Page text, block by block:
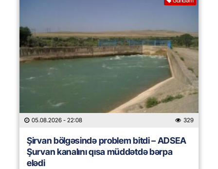
05.08.2026 - 22:08 329
Şirvan bölgəsində problem bitdi – ADSEA
Şurvan kanalını qısa müddətdə bərpa
elədi